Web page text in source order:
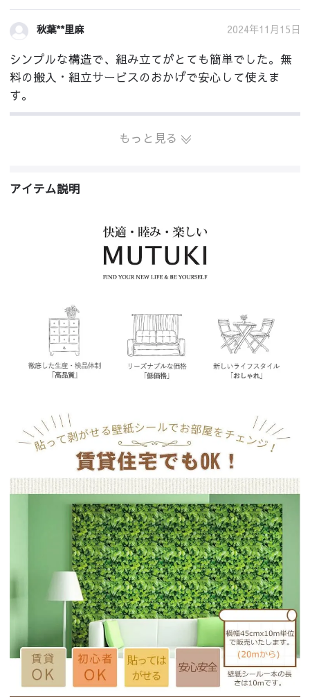
秋葉**里麻 2024年11月15日
シンプルな構造で、組み立てがとても簡単でした。無
料の搬入・組立サービスのおかげで安心して使えま
す。
もっと見る
アイテム説明